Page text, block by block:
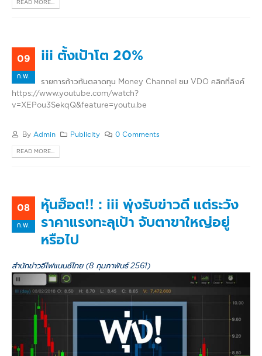
READ MORE...
09
ก.พ.
iii ตั้งเป้าโต 20%
รายการก้าวทันตลาดทุน Money Channel ชม VDO คลิกที่ลิงค์
https://www.youtube.com/watch?
v=XEPou3SekqQ&feature=youtu.be
By Admin Publicity 0 Comments
READ MORE...
08
ก.พ.
หุ้นฮ็อต!! : iii พุ่งรับข่าวดี แต่ระวัง
ราคาแรงทะลุเป้า จับตาขาใหญ่อยู่
หรือไป
สำนักข่าวอีไฟแนนซ์ไทย (8 กุมภาพันธ์ 2561)